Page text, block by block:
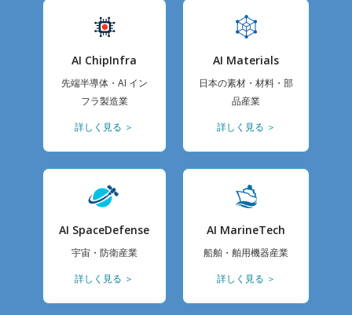
AI ChipInfra
先端半導体・AI イン
フラ製造業
詳しく見る ＞
AI Materials
日本の素材・材料・部
品産業
詳しく見る ＞
AI SpaceDefense
宇宙・防衛産業
詳しく見る ＞
AI MarineTech
船舶・舶用機器産業
詳しく見る ＞